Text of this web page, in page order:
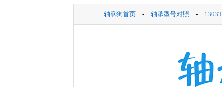
轴承狗首页 - 轴承型号对照 -